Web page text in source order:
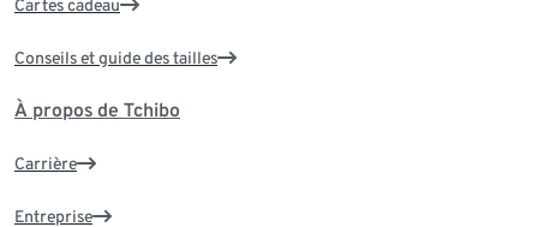
Cartes cadeau
Conseils et guide des tailles
À propos de Tchibo
Carrière
Entreprise